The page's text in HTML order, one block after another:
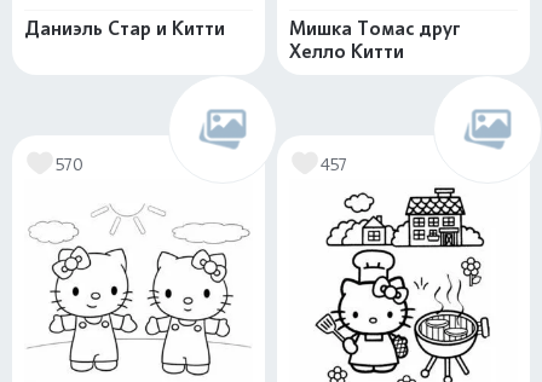
Даниэль Стар и Китти
Мишка Томас друг
Хелло Китти
570 457